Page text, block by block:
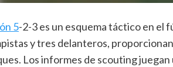
5-2-3 es un esquema táctico en el
y tres delanteros,
Los informes de scouting